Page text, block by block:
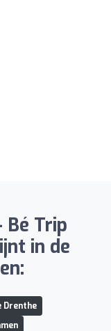
Bé Trip
in de
Drenthe